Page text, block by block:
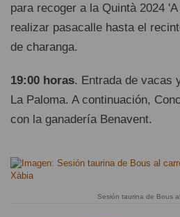
para recoger a la Quintà 2024
realizar pasacalle hasta el
de charanga.
19:00 horas. Entrada de vacas
La Paloma. A continuación,
con la ganadería Benavent.
Sesión taurina de Bous